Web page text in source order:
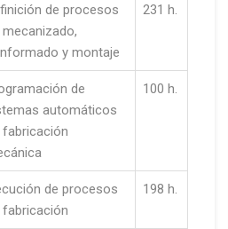
de procesos
mecanizado,
y montaje
231 h.
de
automáticos
fabricación
100 h.
de procesos
fabricación
198 h.